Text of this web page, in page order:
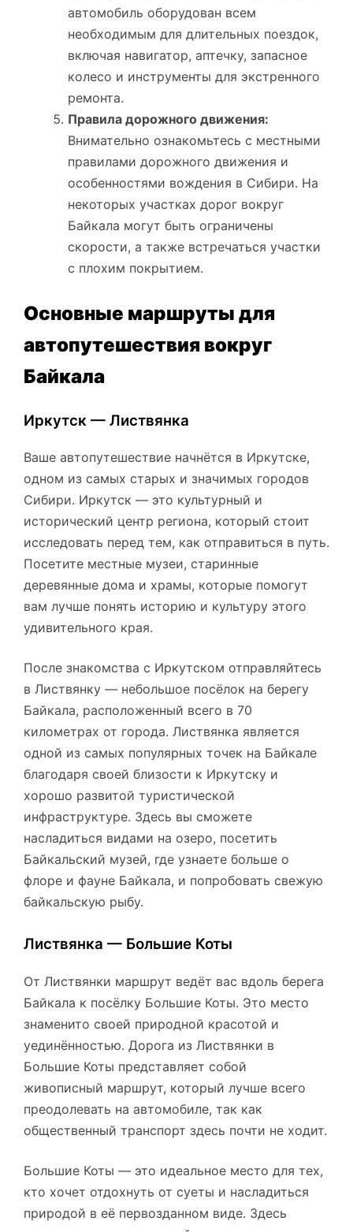
автомобиль оборудован всем
необходимым для длительных поездок,
включая навигатор, аптечку, запасное
колесо и инструменты для экстренного
ремонта.
Правила дорожного движения:
Внимательно ознакомьтесь с местными
правилами дорожного движения и
особенностями вождения в Сибири. На
некоторых участках дорог вокруг
Байкала могут быть ограничены
скорости, а также встречаться участки
с плохим покрытием.
Основные маршруты для
автопутешествия вокруг
Байкала
Иркутск — Листвянка
Ваше автопутешествие начнётся в Иркутске,
одном из самых старых и значимых городов
Сибири. Иркутск — это культурный и
исторический центр региона, который стоит
исследовать перед тем, как отправиться в путь.
Посетите местные музеи, старинные
деревянные дома и храмы, которые помогут
вам лучше понять историю и культуру этого
удивительного края.
После знакомства с Иркутском отправляйтесь
в Листвянку — небольшое посёлок на берегу
Байкала, расположенный всего в 70
километрах от города. Листвянка является
одной из самых популярных точек на Байкале
благодаря своей близости к Иркутску и
хорошо развитой туристической
инфраструктуре. Здесь вы сможете
насладиться видами на озеро, посетить
Байкальский музей, где узнаете больше о
флоре и фауне Байкала, и попробовать свежую
байкальскую рыбу.
Листвянка — Большие Коты
От Листвянки маршрут ведёт вас вдоль берега
Байкала к посёлку Большие Коты. Это место
знаменито своей природной красотой и
уединённостью. Дорога из Листвянки в
Большие Коты представляет собой
живописный маршрут, который лучше всего
преодолевать на автомобиле, так как
общественный транспорт здесь почти не ходит.
Большие Коты — это идеальное место для тех,
кто хочет отдохнуть от суеты и насладиться
природой в её первозданном виде. Здесь